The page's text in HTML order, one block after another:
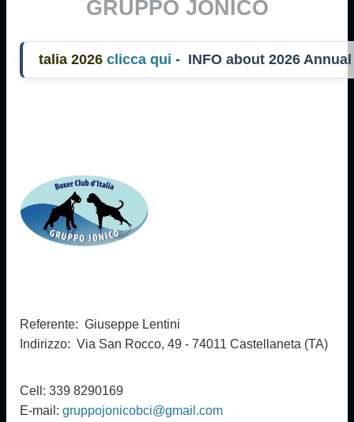
GRUPPO JONICO
lia 2026 clicca qui- INFO about 2026 Annual
Referente: Giuseppe Lentini
Indirizzo: Via San Rocco, 49 - 74011 Castellaneta (TA)
Cell: 339 8290169
E-mail:gruppojonicobci@gmail.com